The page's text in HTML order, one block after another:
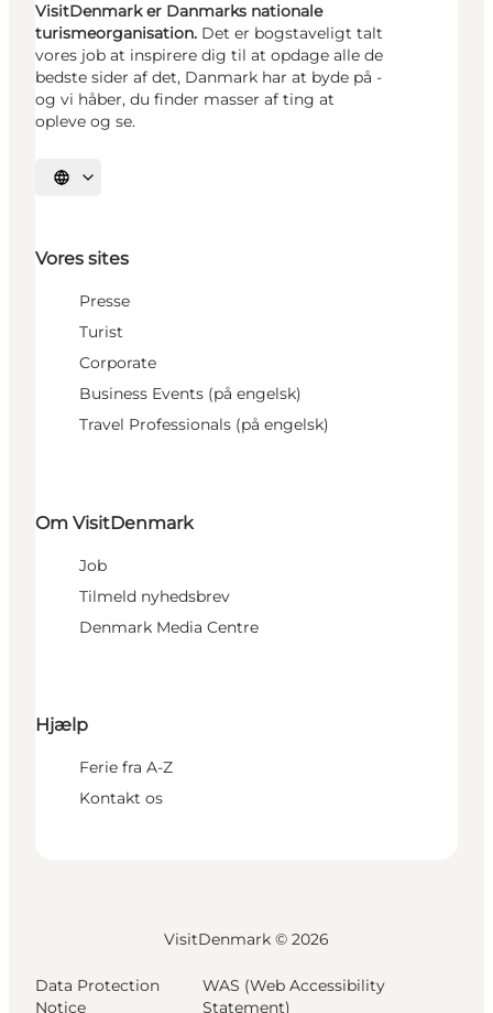
VisitDenmark er Danmarks nationale
turismeorganisation. Det er bogstaveligt talt
vores job at inspirere dig til at opdage alle de
bedste sider af det, Danmark har at byde på -
og vi håber, du finder masser af ting at
opleve og se.
Vælg sprog
Vores sites
Presse
Turist
Corporate
Business Events (på engelsk)
Travel Professionals (på engelsk)
Om VisitDenmark
Job
Tilmeld nyhedsbrev
Denmark Media Centre
Hjælp
Ferie fra A-Z
Kontakt os
VisitDenmark © 2026
Data Protection
Notice
WAS (Web Accessibility
Statement)